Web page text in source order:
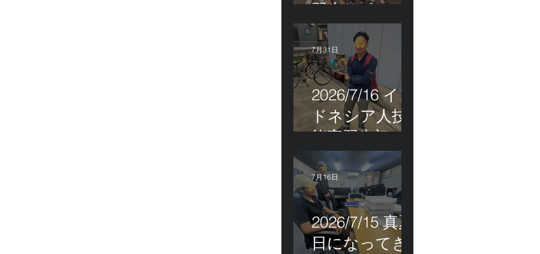
習生サポート
etc.
2026/7/16 イン
ドネシア人技
能実習生初級
技能検定＠福
岡
7月31日
2026/7/15 真夏
日になってき
7月16日